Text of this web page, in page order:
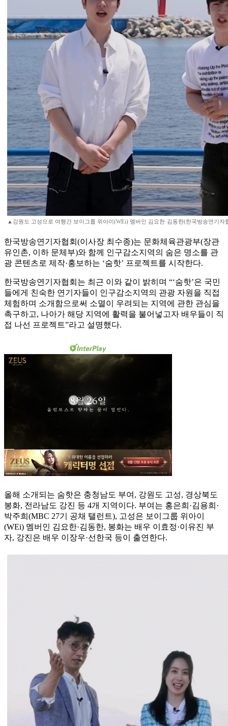
▲강원도 고성으로 여행간 보이그룹 위아이(WEi) 멤버인 김요한·김동한(한국방송연기자
한국방송연기자협회(이사장 최수종)는 문화체육관광부(장관
유인촌, 이하 문체부)와 함께 인구감소지역의 숨은 명소를 관
광 콘텐츠로 제작·홍보하는 ‘숨핫’ 프로젝트를 시작한다.
한국방송연기자협회는 최근 이와 같이 밝히며 “‘숨핫’은 국민
들에게 친숙한 연기자들이 인구감소지역의 관광 자원을 직접
체험하며 소개함으로써 소멸이 우려되는 지역에 관한 관심을
촉구하고, 나아가 해당 지역에 활력을 불어넣고자 배우들이 직
접 나선 프로젝트”라고 설명했다.
올해 소개되는 숨핫은 충청남도 부여, 강원도 고성, 경상북도
봉화, 전라남도 강진 등 4개 지역이다. 부여는 홍은희·김용희·
박주희(MBC 27기 공채 탤런트), 고성은 보이그룹 위아이
(WEi) 멤버인 김요한·김동한, 봉화는 배우 이효정·이유진 부
자, 강진은 배우 이장우·선한국 등이 출연한다.